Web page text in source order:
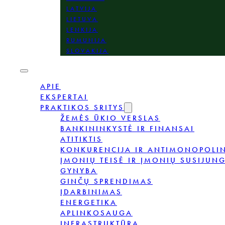
LATVIJA
LIETUVA
LENKIJA
RUMUNIJA
SLOVAKIJA
APIE
EKSPERTAI
PRAKTIKOS SRITYS
ŽEMĖS ŪKIO VERSLAS
BANKININKYSTĖ IR FINANSAI
ATITIKTIS
KONKURENCIJA IR
ĮMONIŲ TEISĖ IR ĮMONIŲ
GYNYBA
GINČŲ SPRENDIMAS
ĮDARBINIMAS
ENERGETIKA
APLINKOSAUGA